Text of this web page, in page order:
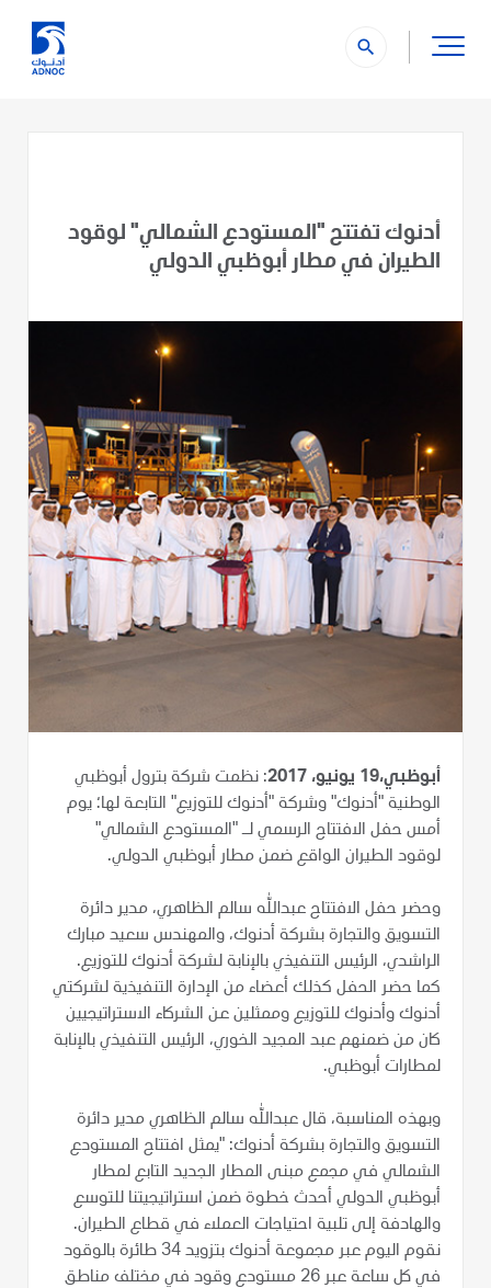
search
أدنوك تفتتح "المستودع الشمالي" لوقود
الطيران في مطار أبوظبي الدولي
أبوظبي،19 يونيو، 2017
: نظمت شركة بترول أبوظبي
الوطنية "أدنوك" وشركة "أدنوك للتوزيع" التابعة لها؛ يوم
أمس حفل الافتتاح الرسمي لـ "المستودع الشمالي"
لوقود الطيران الواقع ضمن مطار أبوظبي الدولي.
وحضر حفل الافتتاح عبدالله سالم الظاهري، مدير دائرة
التسويق والتجارة بشركة أدنوك، والمهندس سعيد مبارك
الراشدي، الرئيس التنفيذي بالإنابة لشركة أدنوك للتوزيع.
كما حضر الحفل كذلك أعضاء من الإدارة التنفيذية لشركتي
أدنوك وأدنوك للتوزيع وممثلين عن الشركاء الاستراتيجيين
كان من ضمنهم عبد المجيد الخوري، الرئيس التنفيذي بالإنابة
لمطارات أبوظبي.
وبهذه المناسبة، قال عبدالله سالم الظاهري مدير دائرة
التسويق والتجارة بشركة أدنوك: "يمثل افتتاح المستودع
الشمالي في مجمع مبنى المطار الجديد التابع لمطار
أبوظبي الدولي أحدث خطوة ضمن استراتيجيتنا للتوسع
والهادفة إلى تلبية احتياجات العملاء في قطاع الطيران.
نقوم اليوم عبر مجموعة أدنوك بتزويد 34 طائرة بالوقود
في كل ساعة عبر 26 مستودع وقود في مختلف مناطق